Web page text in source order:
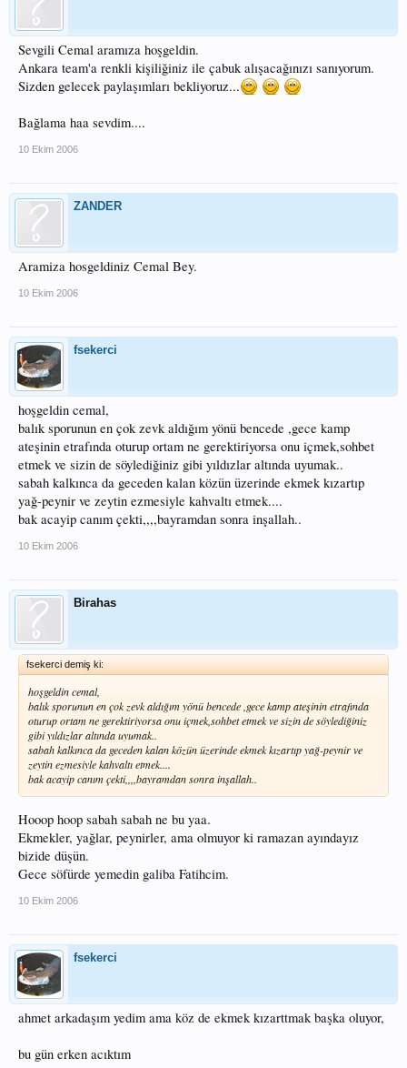
Sevgili Cemal aramıza hoşgeldin.
Ankara team'a renkli kişiliğiniz ile çabuk alışacağınızı sanıyorum.
Sizden gelecek paylaşımları bekliyoruz...
Bağlama haa sevdim....
10 Ekim 2006
ZANDER
Aramiza hosgeldiniz Cemal Bey.
10 Ekim 2006
fsekerci
hoşgeldin cemal,
balık sporunun en çok zevk aldığım yönü bencede ,gece kamp
ateşinin etrafında oturup ortam ne gerektiriyorsa onu içmek,sohbet
etmek ve sizin de söylediğiniz gibi yıldızlar altında uyumak..
sabah kalkınca da geceden kalan közün üzerinde ekmek kızartıp
yağ-peynir ve zeytin ezmesiyle kahvaltı etmek....
bak acayip canım çekti,,,,bayramdan sonra inşallah..
10 Ekim 2006
Birahas
fsekerci demiş ki:
hoşgeldin cemal,
balık sporunun en çok zevk aldığım yönü bencede ,gece kamp ateşinin etrafında
oturup ortam ne gerektiriyorsa onu içmek,sohbet etmek ve sizin de söylediğiniz
gibi yıldızlar altında uyumak..
sabah kalkınca da geceden kalan közün üzerinde ekmek kızartıp yağ-peynir ve
zeytin ezmesiyle kahvaltı etmek....
bak acayip canım çekti,,,,bayramdan sonra inşallah..
Hooop hoop sabah sabah ne bu yaa.
Ekmekler, yağlar, peynirler, ama olmuyor ki ramazan ayındayız
bizide düşün.
Gece söfürde yemedin galiba Fatihcim.
10 Ekim 2006
fsekerci
ahmet arkadaşım yedim ama köz de ekmek kızarttmak başka oluyor,
bu gün erken acıktım